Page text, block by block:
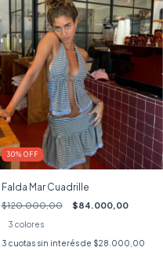
30% OFF
Falda Mar Cuadrille
$120.000,00 $84.000,00
3 colores
3 cuotas sin interés de $28.000,00